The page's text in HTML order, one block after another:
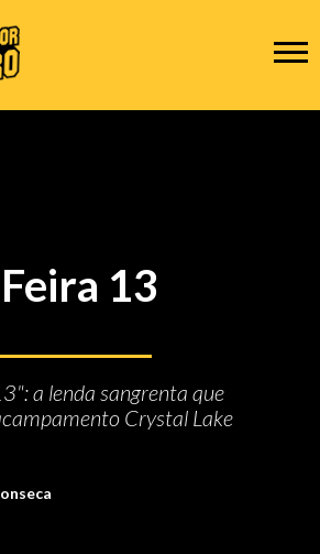
13
a lenda sangrenta que
Crystal Lake